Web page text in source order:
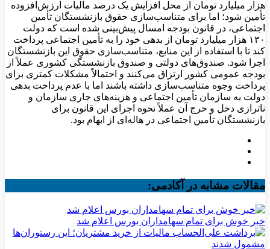
هزار میلیارد تومان از محل افزایش یک درصد مالیات ارزش‌افزوده
تأمین شود؛ اما برای متناسب‌سازی حقوق بازنشستگان تأمین
اجتماعی، در قانون بودجه امسال پیش‌بینی شده است که دولت
۱۳۰ هزار میلیارد تومان از بدهی خود را به تأمین اجتماعی پرداخت
کند تا با استفاده از این منابع، متناسب‌سازی حقوق این بازنشستگان
اجرا شود. صندوق‌های دولتی و صندوق بازنشستگی کشوری عملاً از
بودجه عمومی کشور ارتزاق می‌کنند و احتمالاً مشکلات کمتری برای
پرداخت وجوه متناسب‌سازی داشته باشند اما با عدم پرداخت بدهی
دولت به سازمان تأمین اجتماعی و هزینه‌های جاری سازمان و
ناترازی دخل و خرج آن عملاً نحوه اجرای این قانون برای
بازنشستگان تأمین اجتماعی در هاله‌ای از ابهام بود.
مقالات مشابه در آکادمی:
خبر خوش برای تمام سهامداران بورس اعلام شد